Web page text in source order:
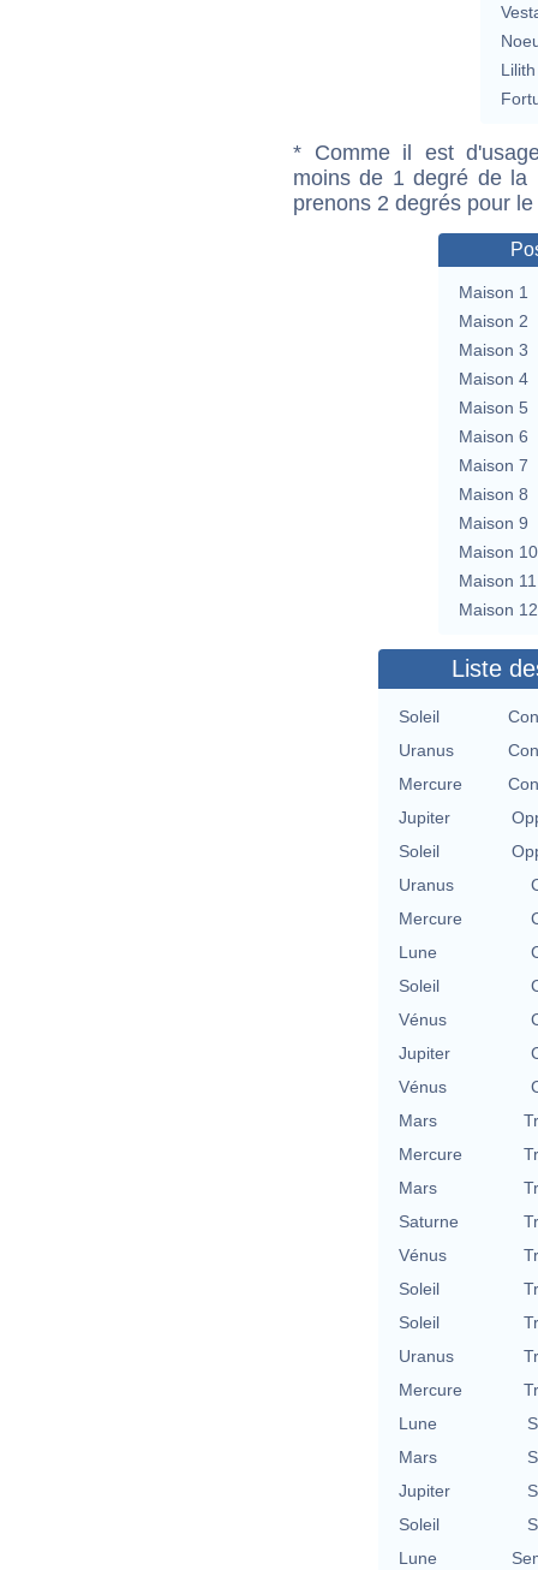
Lilith
* Comme il est
moins de 1 degré de la
prenons 2 degrés pour
Maison 1
Maison 2
Maison 3
Maison 4
Maison 5
Maison 6
Maison 7
Maison 8
Maison 9
Maison 10
Maison 11
Maison 12
Liste
Soleil
Uranus
Mercure
Jupiter
Soleil
Uranus
Mercure
Lune
Soleil
Vénus
Jupiter
Vénus
Mars
Mercure
Mars
Saturne
Vénus
Soleil
Soleil
Uranus
Mercure
Lune
Mars
Jupiter
Soleil
Lune